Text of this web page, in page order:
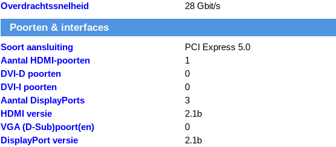
Overdrachtssnelheid
28 Gbit/s
Poorten & interfaces
Soort aansluiting
PCI Express 5.0
Aantal HDMI-poorten
1
DVI-D poorten
0
DVI-I poorten
0
Aantal DisplayPorts
3
HDMI versie
2.1b
VGA (D-Sub)poort(en)
0
DisplayPort versie
2.1b